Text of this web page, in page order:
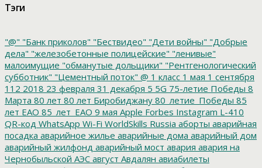
Тэги
"@" "Банк приколов" "Бествидео" "Дети войны" "Добрые
дела" "железобетонные полицейские" "ленивые"
малоимущие "обманутые дольщики" "Рентгенологический
субботник" "Цементный поток" @ 1 класс 1 мая 1 сентября
112 2018 23 февраля 31 декабря 5 5G 75-летие Победы 8
Марта 80 лет 80 лет Биробиджану 80_летие_Победы 85
лет ЕАО 85_лет_ЕАО 9 мая Apple Forbes Instagram L-410
QR-код WhatsApp Wi-Fi WorldSkills Russia аборты аварийная
посадка аварийное жилье аварийные дома аварийный дом
аварийный жилфонд аварийный мост авария авария на
Чернобыльской АЭС август Авдалян авиабилеты